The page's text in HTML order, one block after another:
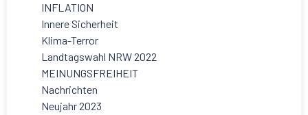
INFLATION
Innere Sicherheit
Klima-Terror
Landtagswahl NRW 2022
MEINUNGSFREIHEIT
Nachrichten
Neujahr 2023